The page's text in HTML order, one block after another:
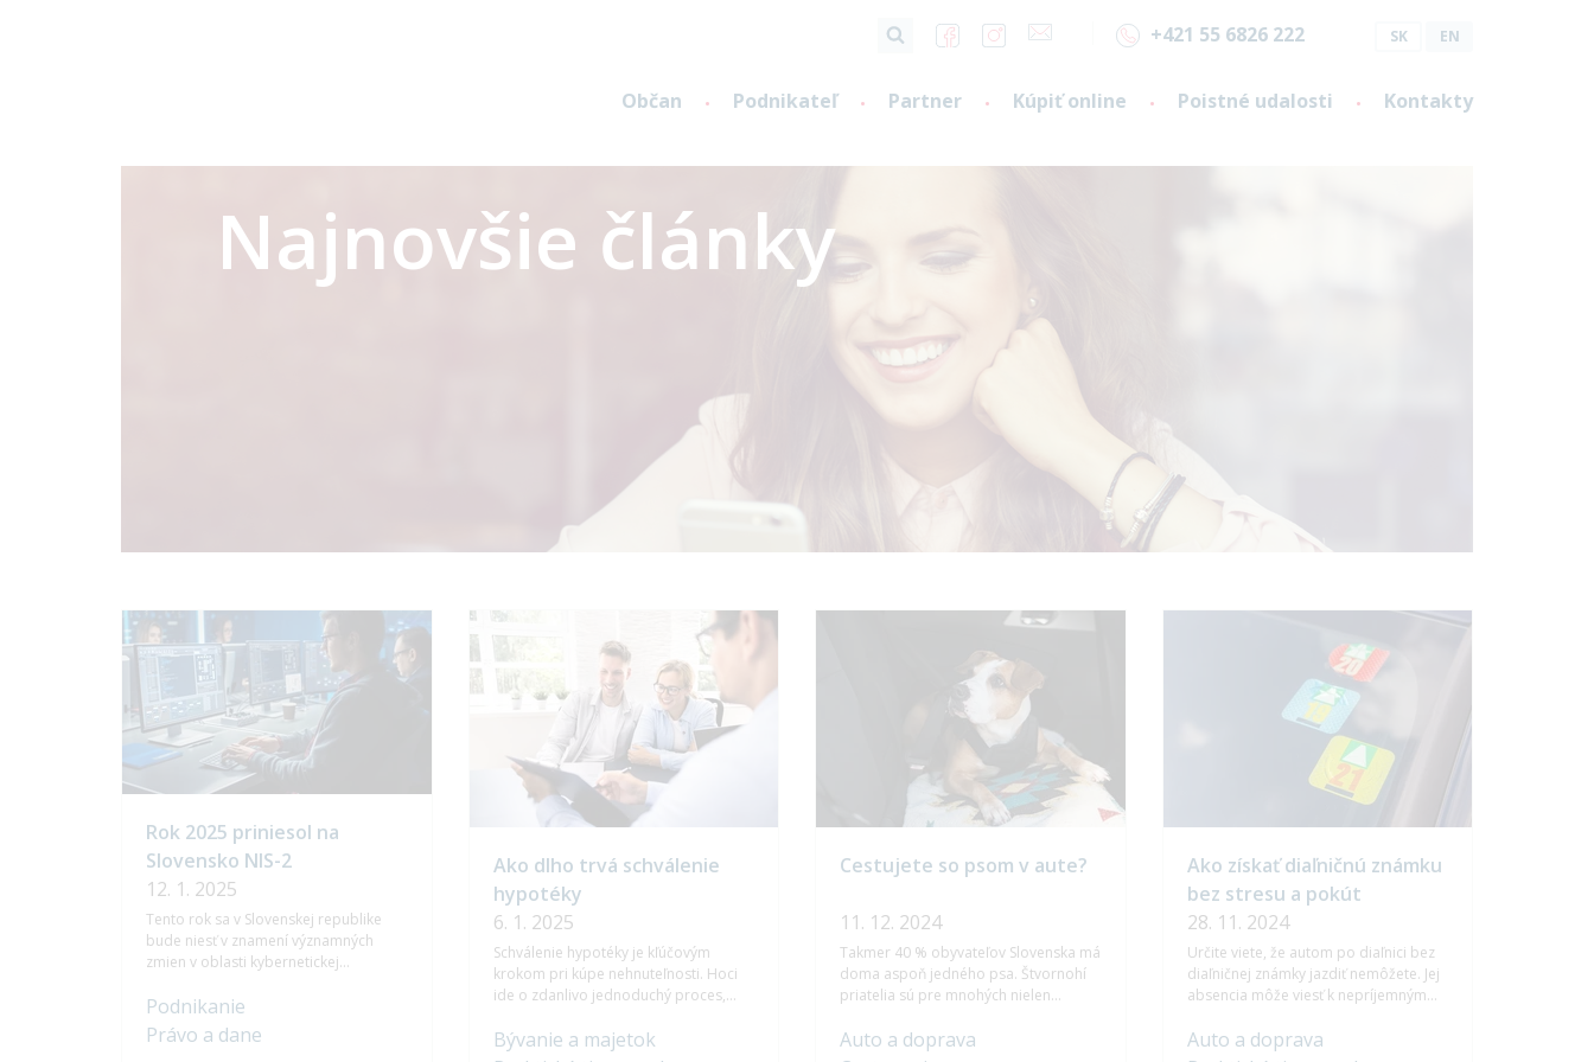
+421 55 6826 222 SK EN
Občan Podnikateľ Partner Kúpiť online Poistné udalosti Kontakty
Najnovšie články
Rok 2025 priniesol na
Slovensko NIS-2
12. 1. 2025
Tento rok sa v Slovenskej republike
bude niesť v znamení významných
zmien v oblasti kybernetickej
Podnikanie
Právo a dane
Ako dlho trvá schválenie
hypotéky
6. 1. 2025
Schválenie hypotéky je kľúčovým
krokom pri kúpe nehnuteľnosti. Hoci
ide o zdanlivo jednoduchý proces,
viacerých faktorov. V priemere trvá
Bývanie a majetok
Cestujete so psom v aute?
11. 12. 2024
Takmer 40 % obyvateľov Slovenska má
doma aspoň jedného psa. Štvornohí
priatelia sú pre mnohých nielen
plnohodnotnými členmi rodiny. To
Auto a doprava
Ako získať diaľničnú známku
bez stresu a pokút
28. 11. 2024
Určite viete, že autom po diaľnici bez
diaľničnej známky jazdiť nemôžete. Jej
absencia môže viesť k nepríjemným
V tomto článku sa dozviete, kedy je
Auto a doprava